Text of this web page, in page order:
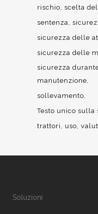
rischio scelta
sentenza
sicurezza delle
sicurezza delle
sicurezza
manutenzione
sollevamento
Testo unico
trattori
uso
Soluzioni